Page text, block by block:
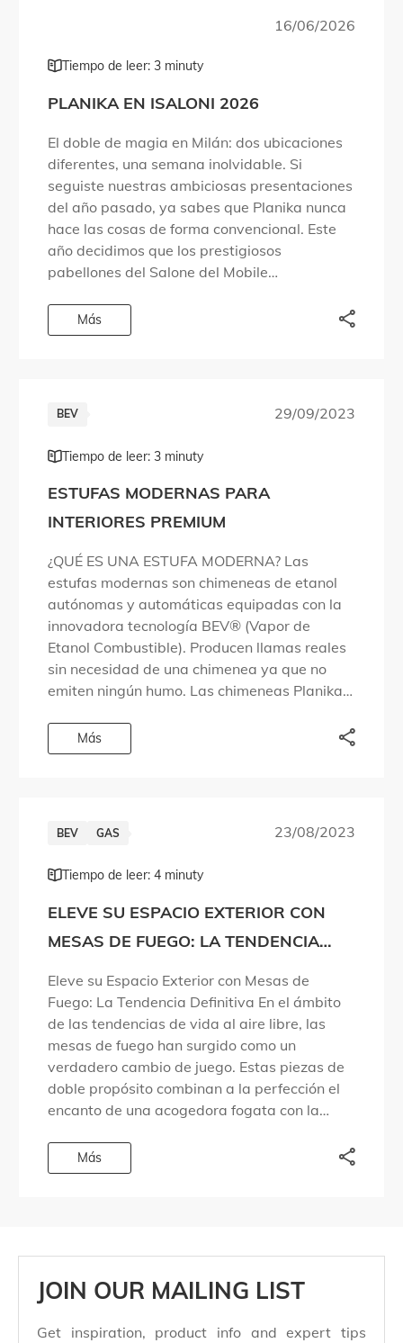
16/06/2026
Tiempo de leer: 3 minuty
PLANIKA EN ISALONI 2026
El doble de magia en Milán: dos ubicaciones
diferentes, una semana inolvidable. Si
seguiste nuestras ambiciosas presentaciones
del año pasado, ya sabes que Planika nunca
hace las cosas de forma convencional. Este
año decidimos que los prestigiosos
pabellones del Salone del Mobile
albergar todo lo que queríamos compartir.
Por eso […]
Más
BEV 29/09/2023
Tiempo de leer: 3 minuty
ESTUFAS MODERNAS PARA
INTERIORES PREMIUM
¿QUÉ ES UNA ESTUFA MODERNA? Las
estufas modernas son chimeneas de etanol
autónomas y automáticas equipadas con la
innovadora tecnología BEV® (Vapor de
Etanol Combustible). Producen llamas reales
sin necesidad de una chimenea ya que no
emiten ningún humo. Las chimeneas Planika
– con un mando a distancia. […]
Más
BEV GAS 23/08/2023
Tiempo de leer: 4 minuty
ELEVE SU ESPACIO EXTERIOR CON
MESAS DE FUEGO: LA TENDENCIA
Eleve su Espacio Exterior con Mesas de
Fuego: La Tendencia Definitiva En el ámbito
de las tendencias de vida al aire libre, las
mesas de fuego han surgido como un
verdadero cambio de juego. Estas piezas de
doble propósito combinan a la perfección el
encanto de una acogedora fogata con la
Más
JOIN OUR MAILING LIST
Get inspiration, product info and expert tips